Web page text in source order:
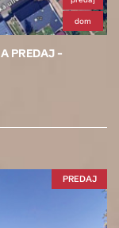
dom
PREDAJ –
PREDAJ